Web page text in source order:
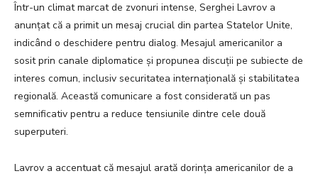
Într-un climat marcat de zvonuri intense, Serghei Lavrov a
anunțat că a primit un mesaj crucial din partea Statelor Unite,
indicând o deschidere pentru dialog. Mesajul americanilor a
sosit prin canale diplomatice și propunea discuții pe subiecte de
interes comun, inclusiv securitatea internațională și stabilitatea
regională. Această comunicare a fost considerată un pas
semnificativ pentru a reduce tensiunile dintre cele două
superputeri.
Lavrov a accentuat că mesajul arată dorința americanilor de a